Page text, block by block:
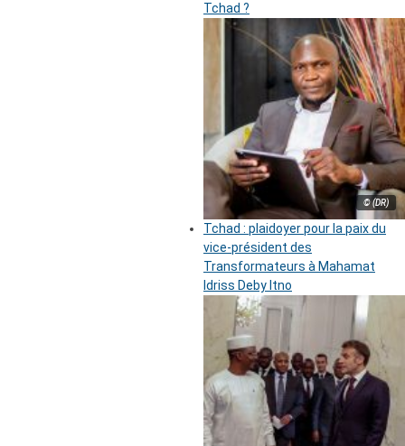
Tchad ?
© (DR)
Tchad : plaidoyer pour la paix du
vice-président des
Transformateurs à Mahamat
Idriss Deby Itno